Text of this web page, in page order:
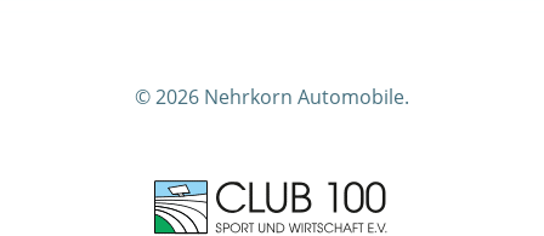
© 2026 Nehrkorn Automobile.